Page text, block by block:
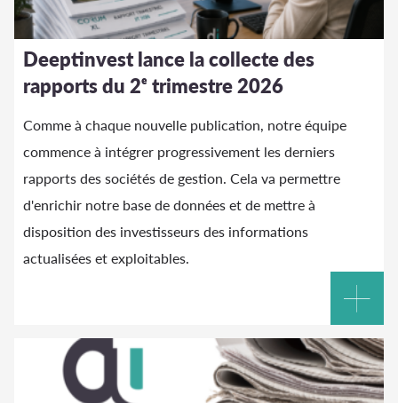
Deeptinvest lance la collecte des
rapports du 2ᵉ trimestre 2026
Comme à chaque nouvelle publication, notre équipe
commence à intégrer progressivement les derniers
rapports des sociétés de gestion. Cela va permettre
d'enrichir notre base de données et de mettre à
disposition des investisseurs des informations
actualisées et exploitables.